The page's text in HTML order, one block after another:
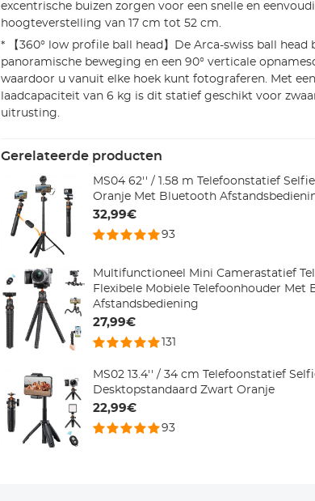
excentrische buizen zorgen voor een snelle en
hoogteverstelling van 17 cm tot 52 cm.
* 【360° low profile ball head】De Arca-swiss ball head
panoramische beweging en een 90° verticale
waardoor u vanuit elke hoek kunt fotograferen. Met
laadcapaciteit van 6 kg is dit statief geschikt voor
uitrusting.
Gerelateerde producten
MS04 62'' / 1.58 m Telefoonstatief
Oranje Met Bluetooth
32,99€
93
Multifunctioneel Mini Camerastatief
Flexibele Mobiele Telefoonhouder Met
Afstandsbediening
27,99€
131
MS02 13.4'' / 34 cm Telefoonstatief
Desktopstandaard Zwart Oranje
22,99€
93